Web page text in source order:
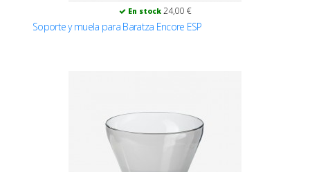
En stock 24,00 €
Soporte y muela para Baratza Encore ESP